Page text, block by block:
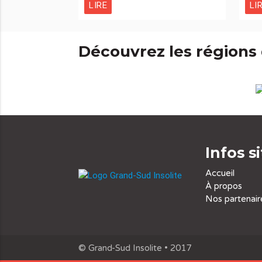
LIRE
Découvrez les régions
Infos
Accueil
À propos
Nos
© Grand-Sud Insolite • 2017